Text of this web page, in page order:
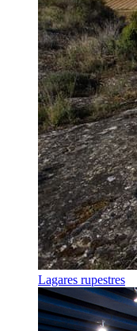
Lagares rupestres